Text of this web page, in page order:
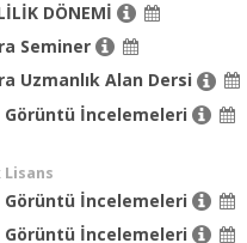
DÖNEMİ
Seminer
Uzmanlık Alan Dersi
Görüntü İncelemeleri
Lisans
Görüntü İncelemeleri
Görüntü İncelemeleri